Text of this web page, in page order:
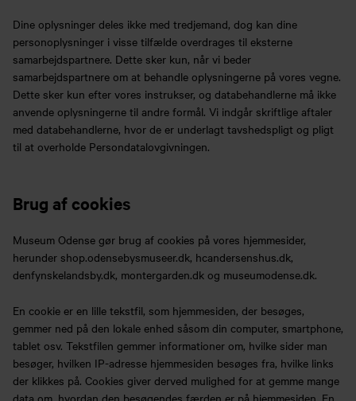
Dine oplysninger deles ikke med tredjemand, dog kan dine
personoplysninger i visse tilfælde overdrages til eksterne
samarbejdspartnere. Dette sker kun, når vi beder
samarbejdspartnere om at behandle oplysningerne på vores vegne.
Dette sker kun efter vores instrukser, og databehandlerne må ikke
anvende oplysningerne til andre formål. Vi indgår skriftlige aftaler
med databehandlerne, hvor de er underlagt tavshedspligt og pligt
til at overholde Persondatalovgivningen.
Brug af cookies
Museum Odense gør brug af cookies på vores hjemmesider,
herunder shop.odensebysmuseer.dk, hcandersenshus.dk,
denfynskelandsby.dk, montergarden.dk og museumodense.dk.
En cookie er en lille tekstfil, som hjemmesiden, der besøges,
gemmer ned på den lokale enhed såsom din computer, smartphone,
tablet osv. Tekstfilen gemmer informationer om, hvilke sider man
besøger, hvilken IP-adresse hjemmesiden besøges fra, hvilke links
der klikkes på. Cookies giver derved mulighed for at gemme mange
data om, hvordan den besøgendes færden er på hjemmesiden. En